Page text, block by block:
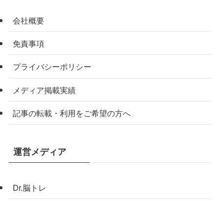
会社概要
免責事項
プライバシーポリシー
メディア掲載実績
記事の転載・利用をご希望の方へ
運営メディア
Dr.脳トレ